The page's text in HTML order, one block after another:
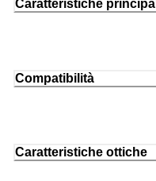
Caratteristiche
Compatibilità
Caratteristiche ottiche